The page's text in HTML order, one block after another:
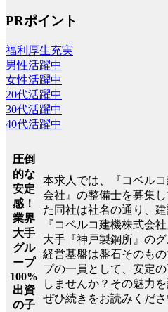
PRポイント
福利厚生充実
男性活躍中
女性活躍中
20代活躍中
30代活躍中
40代活躍中
圧倒
的な
安定
感！
業界
大手
グル
ープ
100%
出資
の子
本求人では、『コベル
会社』の整備士を募集
た同社は社名の通り、
『コベルコ建機株式会
大手『神戸製鋼所』の
経営基盤は盤石そのも
プの一員として、安定
しませんか？その魅力
ぜひ続きをお読みくださ